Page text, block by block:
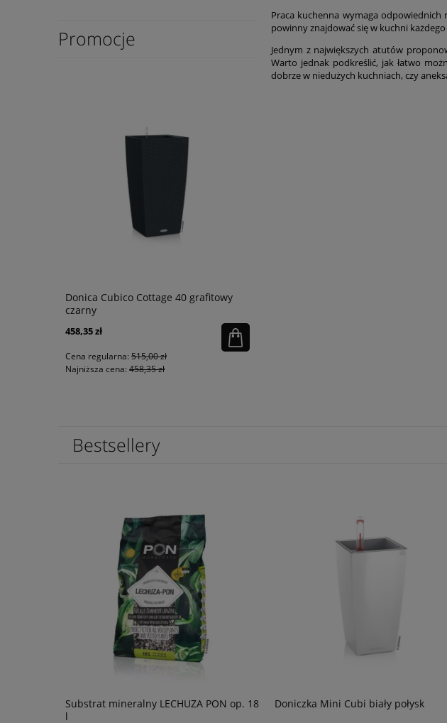
Promocje
Donica Cubico Cottage 40 grafitowy
czarny
458,35 zł
Cena regularna: 515,00 zł
Najniższa cena: 458,35 zł
Praca kuchenna wymaga
powinny znajdować się w kuchni
Jednym z największych atutów
Warto jednak podkreślić, jak łatwo
dobrze w niedużych kuchniach, czy
Bestsellery
Substrat mineralny LECHUZA PON op. 18
l
Doniczka Mini Cubi biały połysk